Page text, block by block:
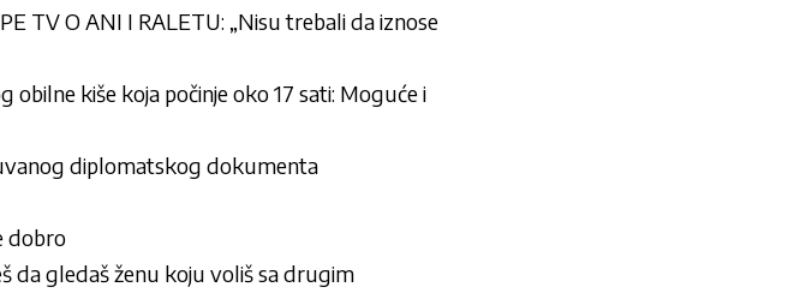
TV O ANI I RALETU: „Nisu trebali da iznose
kiše koja počinje oko 17 sati: Moguće i
diplomatskog dokumenta
dobro
da gledaš ženu koju voliš sa drugim